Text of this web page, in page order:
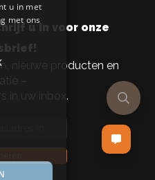
u in voor onze
nieuwe producten en
–
in uw inbox.
u in met
met ons